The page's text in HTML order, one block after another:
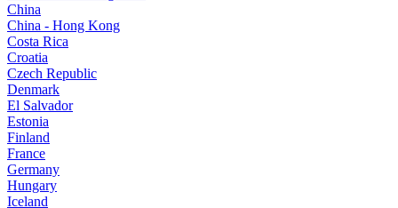
China
China - Hong Kong
Costa Rica
Croatia
Czech Republic
Denmark
El Salvador
Estonia
Finland
France
Germany
Hungary
Iceland